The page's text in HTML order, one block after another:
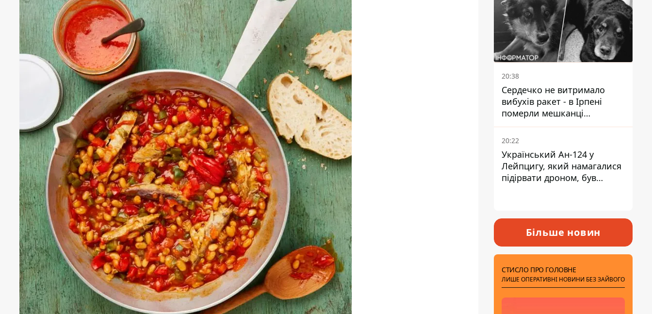
20:38
Сердечко не витримало
вибухів ракет - в Ірпені
померли мешканці
притулку для собак з
інвалідністю
20:22
Український Ан-124 у
Лейпцигу, який намагалися
підірвати дроном, був
Більше новин
СТИСЛО ПРО ГОЛОВНЕ
ЛИШЕ ОПЕРАТИВНІ НОВИНИ БЕЗ ЗАЙВОГО